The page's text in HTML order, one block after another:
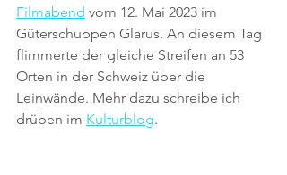
Filmabend vom 12. Mai 2023 im
Güterschuppen Glarus. An diesem Tag
flimmerte der gleiche Streifen an 53
Orten in der Schweiz über die
Leinwände. Mehr dazu schreibe ich
drüben im Kulturblog.